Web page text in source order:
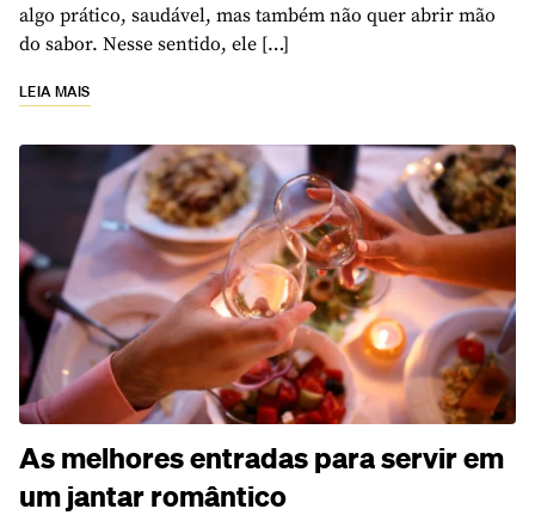
algo prático, saudável, mas também não quer abrir mão
do sabor. Nesse sentido, ele […]
LEIA MAIS
As melhores entradas para servir em
um jantar romântico